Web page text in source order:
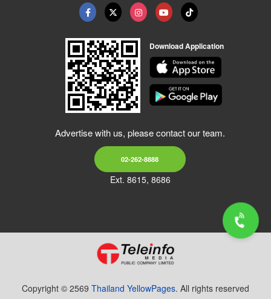
Download Application
Advertise with us, please contact our team.
02-262-8888
Ext. 8615, 8686
Copyright © 2569 Thailand YellowPages. All rights reserved